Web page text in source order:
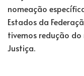
nomeação
Estados da
tivemos redução
Justiça.